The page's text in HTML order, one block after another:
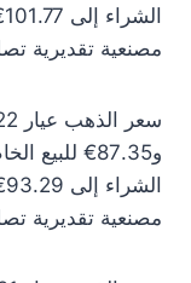
مصنعية تقديرية تصل
و87.35€
مصنعية تقديرية تصل